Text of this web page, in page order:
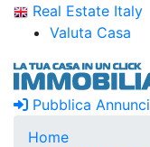
Real Estate Italy
Valuta Casa
Pubblica Annunci
Home